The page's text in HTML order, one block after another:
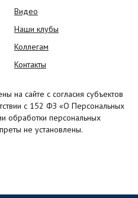
Видео
Наши клубы
Коллегам
Контакты
на сайте с согласия субъектов
с 152 ФЗ «О Персональных
обработки персональных
не установлены.